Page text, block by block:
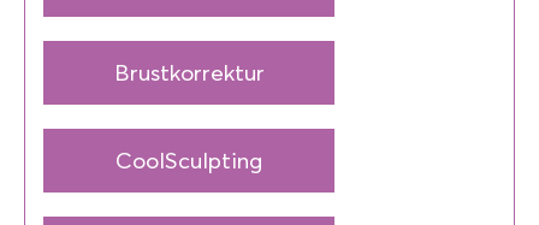
Brustkorrektur
CoolSculpting